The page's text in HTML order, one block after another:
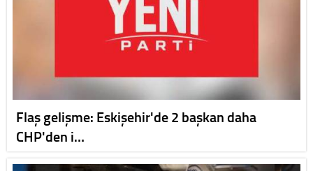
Flaş gelişme: Eskişehir'de 2 başkan daha
CHP'den i…